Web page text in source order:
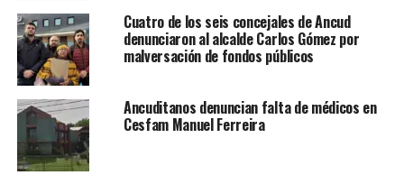
Cuatro de los seis concejales de Ancud
denunciaron al alcalde Carlos Gómez por
malversación de fondos públicos
Ancuditanos denuncian falta de médicos en
Cesfam Manuel Ferreira